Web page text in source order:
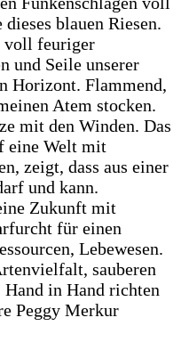
blauen Riesen.
voll feuriger
und Seile unserer
Horizont. Flammend,
Atem stocken.
mit den Winden. Das
eine Welt mit
zeigt, dass aus einer
und kann.
Zukunft mit
für einen
Lebewesen.
sauberen
in Hand richten
Peggy Merkur